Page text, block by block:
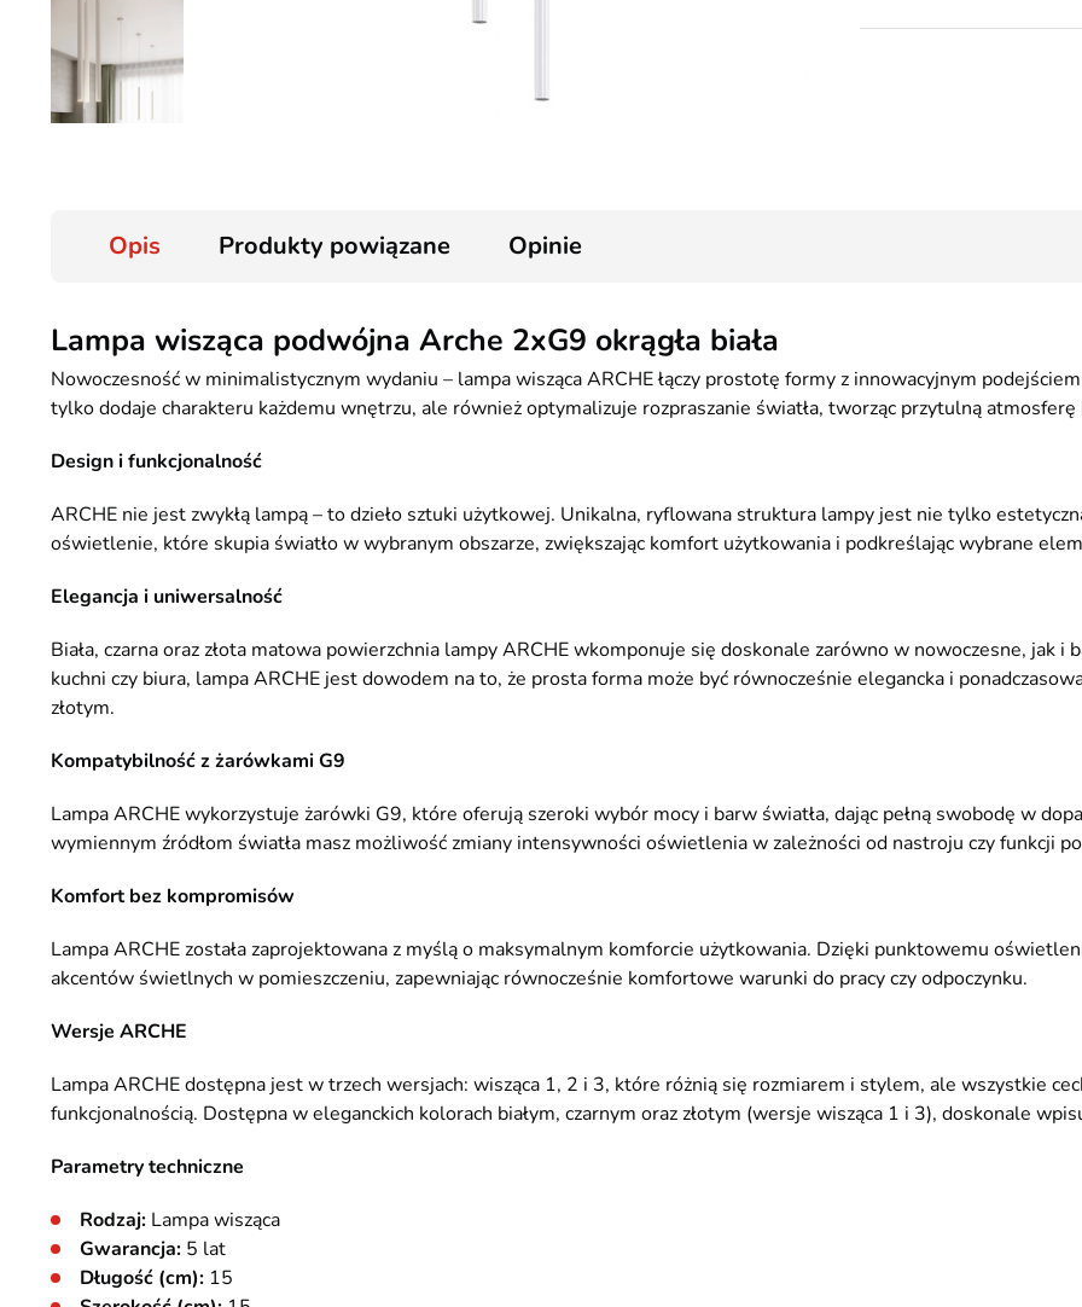
Opis Produkty powiązane Opinie
Lampa wisząca podwójna Arche 2xG9 okrągła biała
Nowoczesność w minimalistycznym wydaniu – lampa wisząca ARCHE łączy prostotę formy z innowacyjnym
tylko dodaje charakteru każdemu wnętrzu, ale również optymalizuje rozpraszanie światła, tworząc przytulną atmosferę
Design i funkcjonalność
ARCHE nie jest zwykłą lampą – to dzieło sztuki użytkowej. Unikalna, ryflowana struktura lampy jest nie tylko
oświetlenie, które skupia światło w wybranym obszarze, zwiększając komfort użytkowania i podkreślając wybrane
Elegancja i uniwersalność
Biała, czarna oraz złota matowa powierzchnia lampy ARCHE wkomponuje się doskonale zarówno w nowoczesne, jak i
kuchni czy biura, lampa ARCHE jest dowodem na to, że prosta forma może być równocześnie elegancka i
złotym.
Kompatybilność z żarówkami G9
Lampa ARCHE wykorzystuje żarówki G9, które oferują szeroki wybór mocy i barw światła, dając pełną swobodę w
wymiennym źródłom światła masz możliwość zmiany intensywności oświetlenia w zależności od nastroju czy funkcji
Komfort bez kompromisów
Lampa ARCHE została zaprojektowana z myślą o maksymalnym komforcie użytkowania. Dzięki punktowemu
akcentów świetlnych w pomieszczeniu, zapewniając równocześnie komfortowe warunki do pracy czy odpoczynku.
Wersje ARCHE
Lampa ARCHE dostępna jest w trzech wersjach: wisząca 1, 2 i 3, które różnią się rozmiarem i stylem, ale wszystkie
funkcjonalnością. Dostępna w eleganckich kolorach białym, czarnym oraz złotym (wersje wisząca 1 i 3), doskonale
Parametry techniczne
Rodzaj: Lampa wisząca
Gwarancja: 5 lat
Długość (cm): 15